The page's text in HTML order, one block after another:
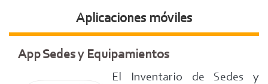
Aplicaciones móviles
App Sedes y Equipamientos
El Inventario de Sedes y